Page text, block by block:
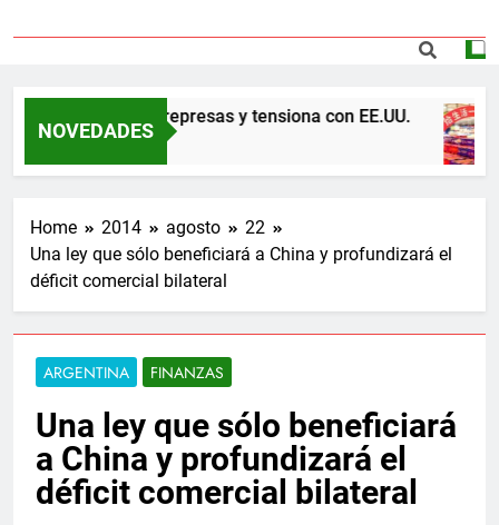
NOVEDADES
China por las represas y tensiona con EE.UU.
Home 2014 agosto
22
Una ley que sólo beneficiará a China y profundizará el
déficit comercial bilateral
ARGENTINA FINANZAS
Una ley que sólo beneficiará
a China y profundizará el
déficit comercial bilateral